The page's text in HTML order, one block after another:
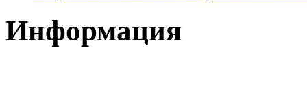
Информация